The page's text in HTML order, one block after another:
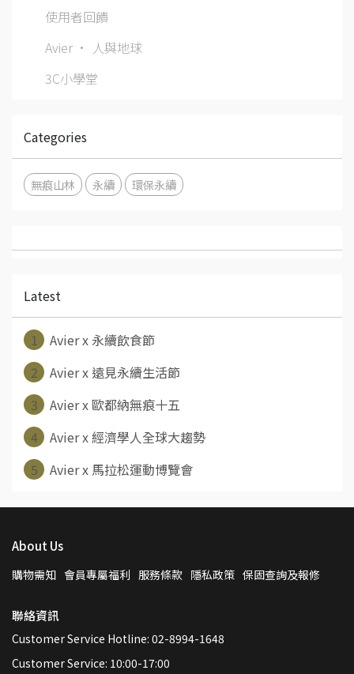
使用者回饋
Avier • 人與地球
3C小學堂
Categories
無痕山林 永續 環保永續
Latest
1
Avier x 永續飲食節
2
Avier x 遠見永續生活節
3
Avier x 歐都納無痕十五
4
Avier x 經濟學人全球大趨勢
5
Avier x 馬拉松運動博覽會
About Us
購物需知 會員專屬福利 服務條款 隱私政策 保固查詢及報修
聯絡資訊
Customer Service Hotline: 02-8994-1648
Customer Service: 10:00-17:00